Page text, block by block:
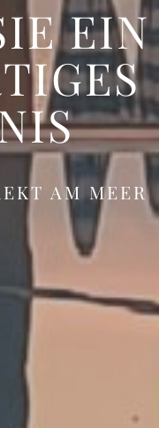
EIN
AM MEER